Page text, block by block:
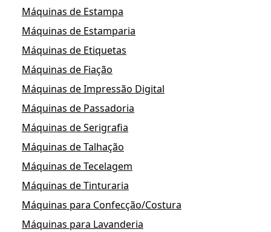
Máquinas de Estampa
Máquinas de Estamparia
Máquinas de Etiquetas
Máquinas de Fiação
Máquinas de Impressão Digital
Máquinas de Passadoria
Máquinas de Serigrafia
Máquinas de Talhação
Máquinas de Tecelagem
Máquinas de Tinturaria
Máquinas para Confecção/Costura
Máquinas para Lavanderia